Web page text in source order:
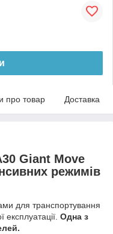
про товар Доставка
Giant Move
режимів
для транспортування
експлуатації. Одна з